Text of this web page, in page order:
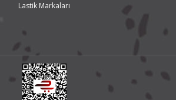
Lastik Markaları